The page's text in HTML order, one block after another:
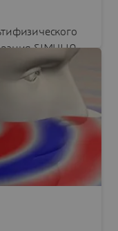
SIMULIA